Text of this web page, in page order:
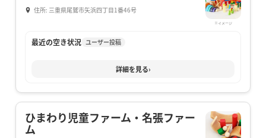
住所: 三重県尾鷲市矢浜四丁目1番46号
※イメージ
最近の空き状況 ユーザー投稿
詳細を見る›
ひまわり児童ファーム・名張ファー
ム